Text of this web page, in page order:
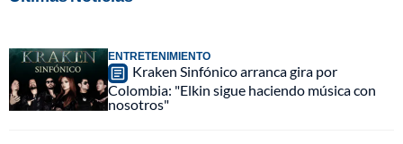
ENTRETENIMIENTO
Kraken Sinfónico arranca gira por
Colombia: "Elkin sigue haciendo música con
nosotros"